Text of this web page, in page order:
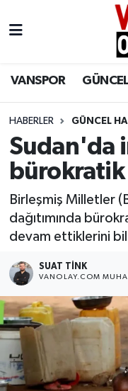
VANSPOR GÜNCEL
HABERLER GÜNCEL
Sudan'da
Birleşmiş Milletler
dağıtımında
devam ettiklerini
SUAT TINK
VANOLAY.COM
Siyaset
Ekonomi
Sağlık
Eğitim
Bilim & Teknoloji
Dünya
RESMİ İLANLAR
Van Nöbetçi
Van Namaz
Van Trafik
Süper Lig Puan
Tüm Manşetler
Son Dakika
Haber Arşivi